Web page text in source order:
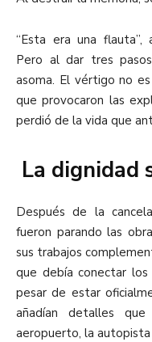
“Esta era una flauta”,
Pero al dar tres
asoma. El vértigo no
que provocaron las
perdió de la vida que
La dignidad
Después de la
fueron parando las
sus trabajos
que debía conectar
pesar de estar
añadían detalles
aeropuerto, la autopista